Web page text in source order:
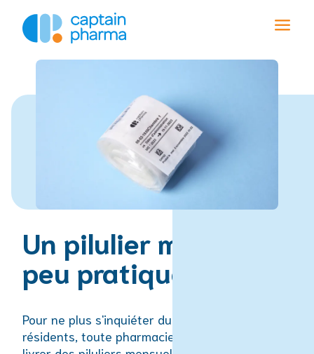
Un pilulier mensuel
peu pratique
Pour ne plus s'inquiéter du traitement de ses
résidents, toute pharmacie peut préparer et